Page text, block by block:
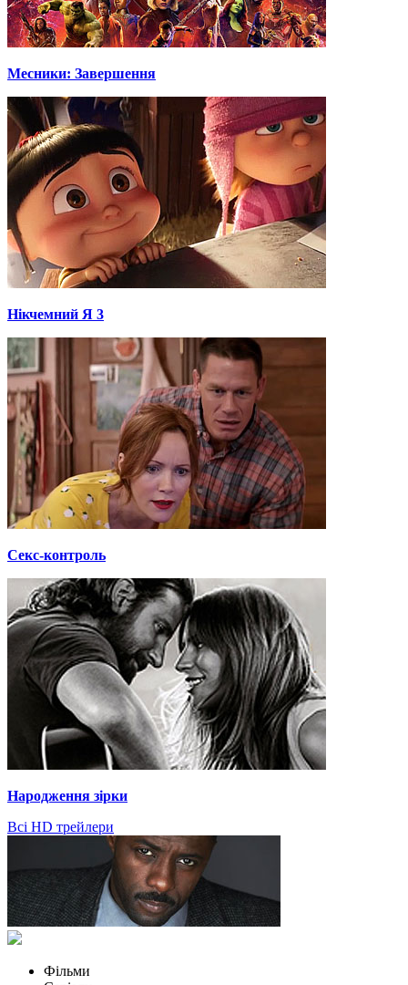
Месники: Завершення
Нікчемний Я 3
Секс-контроль
Народження зірки
Всі HD трейлери
Фільми